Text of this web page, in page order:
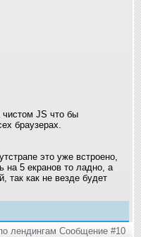
JS что бы
браузерах.
это уже встроено,
на 5 екранов то ладно, а
так как не везде будет
лендингам Сообщение #10